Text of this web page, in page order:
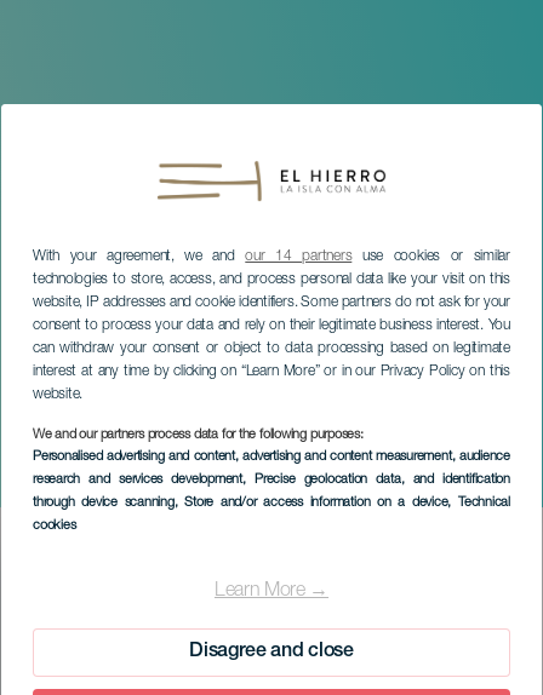
With your agreement, we andour 14 partnersuse cookies or similar
technologies to store, access, and process personal data like your visit on this
website, IP addresses and cookie identifiers. Some partners do not ask for your
consent to process your data and rely on their legitimate business interest. You
can withdraw your consent or object to data processing based on legitimate
interest at any time by clicking on “Learn More” or in our Privacy Policy on this
website.
We and our partners process data for the following purposes:
Personalised advertising and content, advertising and content measurement, audience
research and services development, Precise geolocation data, and identification
through device scanning, Store and/or access information on a device, Technical
cookies
Learn More →
Disagree and close
Sardiinin hautaaminen
EL HIERRO